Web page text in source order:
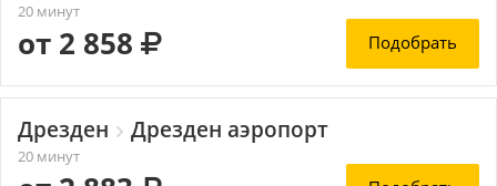
20 минут
от 2 858 Подобрать
Дрезден Дрезден аэропорт
20 минут